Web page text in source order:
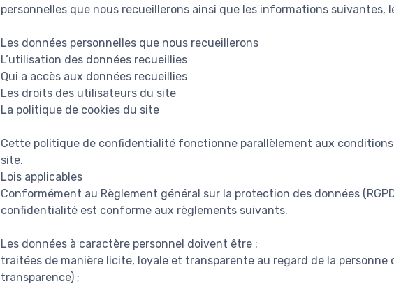
personnelles que nous recueillerons ainsi que les informations suivantes,
Les données personnelles que nous recueillerons
L’utilisation des données recueillies
Qui a accès aux données recueillies
Les droits des utilisateurs du site
La politique de cookies du site
Cette politique de confidentialité fonctionne parallèlement aux
site.
Lois applicables
Conformément au Règlement général sur la protection des données
confidentialité est conforme aux règlements suivants.
Les données à caractère personnel doivent être :
traitées de manière licite, loyale et transparente au regard de la personne
transparence) ;